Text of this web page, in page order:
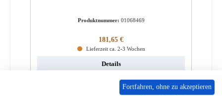
Produktnummer: 01068469
Regulärer Preis:
181,65 €
Lieferzeit ca. 2-3 Wochen
Details
Fortfahren, ohne zu akzeptieren